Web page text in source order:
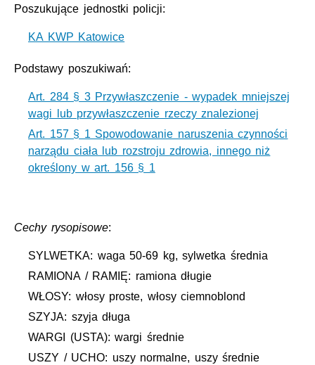
Poszukujące jednostki policji:
KA KWP Katowice
Podstawy poszukiwań:
Art. 284 § 3 Przywłaszczenie - wypadek mniejszej
wagi lub przywłaszczenie rzeczy znalezionej
Art. 157 § 1 Spowodowanie naruszenia czynności
narządu ciała lub rozstroju zdrowia, innego niż
określony w art. 156 § 1
Cechy rysopisowe:
SYLWETKA: waga 50-69 kg, sylwetka średnia
RAMIONA / RAMIĘ: ramiona długie
WŁOSY: włosy proste, włosy ciemnoblond
SZYJA: szyja długa
WARGI (USTA): wargi średnie
USZY / UCHO: uszy normalne, uszy średnie